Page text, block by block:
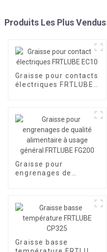
Produits Les Plus Vendus
Graisse pour contacts
électriques FRTLUBE
Graisse pour
engrenages de
Graisse basse